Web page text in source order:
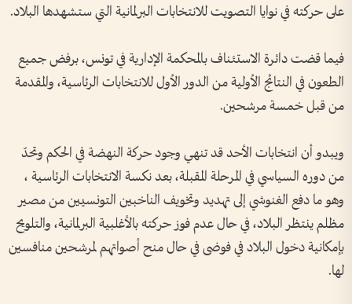
على حركته في نوايا التصويت للانتخابات البرلمانية التي ستشهدها البلاد.
فيما قضت دائرة الاستئناف بالمحكمة الإدارية في تونس، برفض جميع
الطعون في النتائج الأولية من الدور الأول للانتخابات الرئاسية، والمقدمة
من قبل خمسة مرشحين.
ويبدو أن انتخابات الأحد قد تنهي وجود حركة النهضة في الحكم وتحدّ
من دوره السياسي في المرحلة المقبلة، بعد نكسة الانتخابات الرئاسية ،
وهو ما دفع الغنوشي إلى تهديد وتخويف الناخبين التونسيين من مصير
مظلم ينتظر البلاد، في حال عدم فوز حركته بالأغلبية البرلمانية، والتلويح
بإمكانية دخول البلاد في فوضى في حال منح أصواتهم لمرشحين منافسين
لها.